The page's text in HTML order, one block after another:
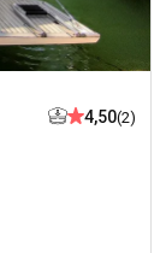
4,50(2)